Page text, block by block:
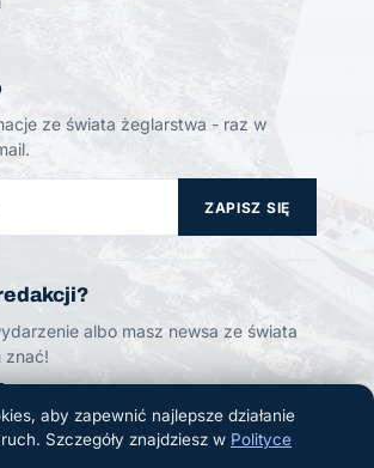
ze świata żeglarstwa - raz w
ZAPISZ SIĘ
albo masz newsa ze świata
znać!
aby zapewnić najlepsze działanie
Szczegóły znajdziesz w Polityce